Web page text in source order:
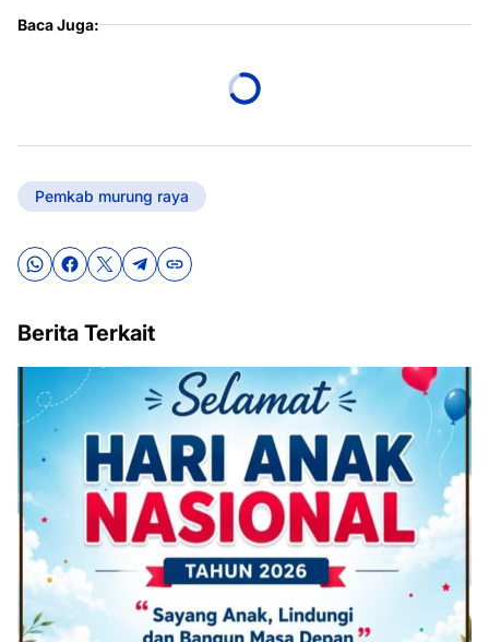
Baca Juga:
Pemkab murung raya
Berita Terkait